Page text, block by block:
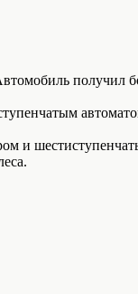
получил
и